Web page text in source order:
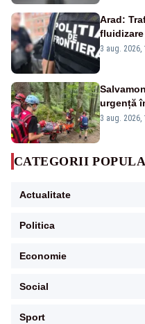
Arad:
Europa
3 aug. 2026,
urgență
3 aug. 2026,
CATEGORII
Actualitate
Politica
Economie
Social
Sport